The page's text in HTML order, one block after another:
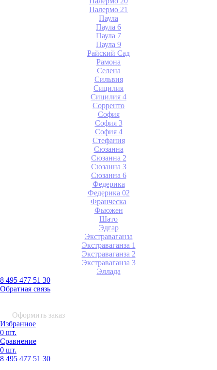
Палермо 21
Паула
Паула 6
Паула 7
Паула 9
Райский Сад
Рамона
Селена
Сильвия
Сицилия
Сицилия 4
Сорренто
София
София 3
София 4
Стефания
Сюзанна
Сюзанна 2
Сюзанна 3
Сюзанна 6
Федерика
Федерика 02
Франческа
Фьюжен
Шато
Эдгар
Экстраваганза
Экстраваганза 1
Экстраваганза 2
Экстраваганза 3
Эллада
8 495 477 51 30
Обратная связь
Оформить заказ
Избранное
0 шт.
Сравнение
0 шт.
8 495 477 51 30